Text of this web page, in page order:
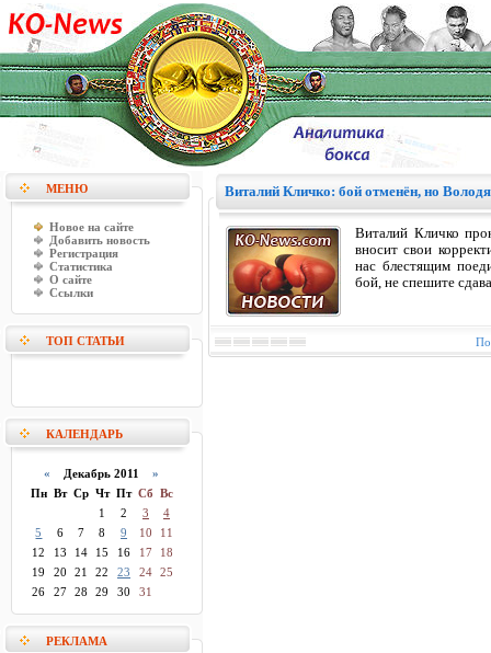
МЕНЮ
Новое на сайте
Добавить новость
Регистрация
Статистика
О сайте
Ссылки
ТОП СТАТЬИ
КАЛЕНДАРЬ
« Декабрь 2011»
Пн Вт Ср Чт Пт Сб Вс
1
2 3
4
5
6 7 8 9 10
11
12
13 14 15 16 17
18
19
20 21 22 23 24 25
26
27 28 29 30 31
РЕКЛАМА
Виталий Кличко: бой отменён, но
Виталий Кличко
вносит свои
нас блестящим
бой, не спешите